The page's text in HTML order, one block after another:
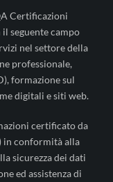
Certificazioni
seguente campo
nel settore della
professionale,
formazione sul
digitali e siti web.
certificato da
in conformità alla
sicurezza dei dati
ed assistenza di